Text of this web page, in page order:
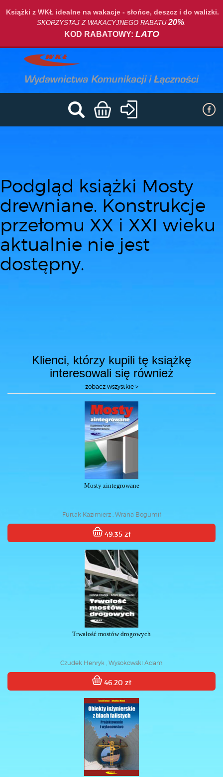
Książki z WKŁ idealne na wakacje - słońce, deszcz i do walizki.
SKORZYSTAJ Z WAKACYJNEGO RABATU20%.
KOD RABATOWY: LATO
Podgląd książki Mosty
drewniane. Konstrukcje
przełomu XX i XXI wieku
aktualnie nie jest
dostępny.
Klienci, którzy kupili tę książkę
interesowali się również
zobacz wszystkie >
Mosty zintegrowane
Furtak Kazimierz , Wrana Bogumił
49.35 zł
Trwałość mostów drogowych
Czudek Henryk , Wysokowski Adam
46.20 zł